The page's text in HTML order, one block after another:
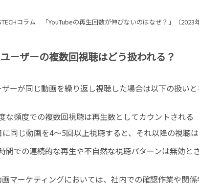
コラム 「YouTubeの再生回数が伸びないのはなぜ？」（2023
ーザーの複数回視聴はどう扱われる？
ーが同じ動画を繰り返し視聴した場合は以下の扱いと
な頻度での複数回視聴は再生数としてカウントされる
に同じ動画を4～5回以上視聴すると、それ以降の視聴
間での連続的な再生や不自然な視聴パターンは無効と
マーケティングにおいては、社内での確認作業や関